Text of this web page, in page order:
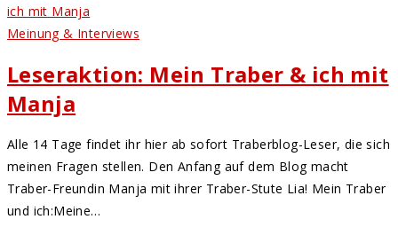
Meinung & Interviews
Leseraktion: Mein Traber & ich mit
Manja
Alle 14 Tage findet ihr hier ab sofort Traberblog-Leser, die sich
meinen Fragen stellen. Den Anfang auf dem Blog macht
Traber-Freundin Manja mit ihrer Traber-Stute Lia! Mein Traber
und ich:Meine…